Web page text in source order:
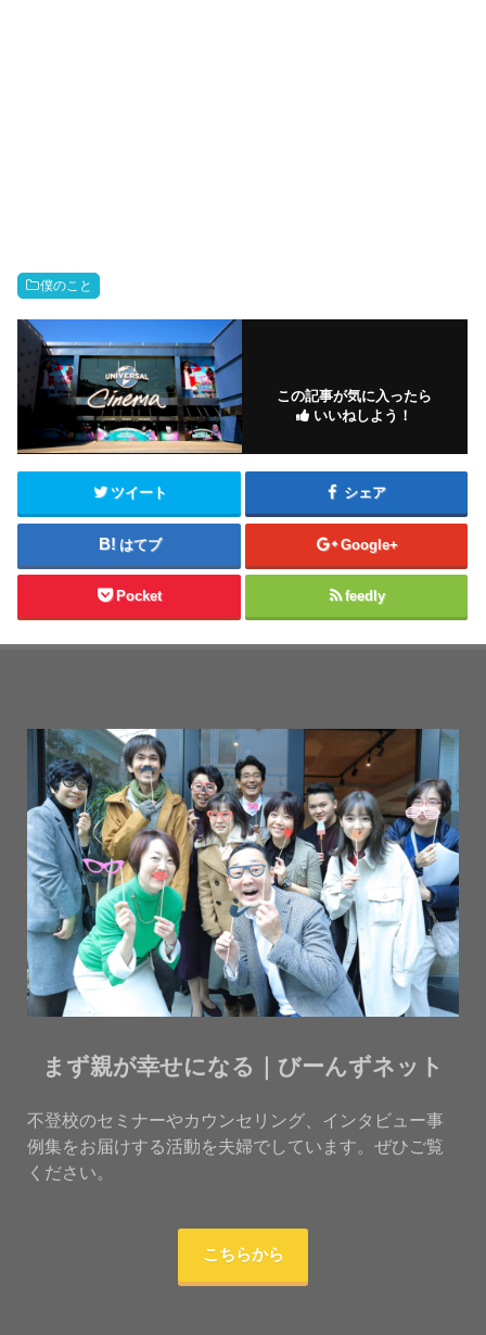
僕のこと
この記事が気に入ったら
いいねしよう！
ツイート シェア
はてブ Google+
Pocket feedly
まず親が幸せになる｜びーんずネット
不登校のセミナーやカウンセリング、インタビュー事
例集をお届けする活動を夫婦でしています。ぜひご覧
ください。
こちらから